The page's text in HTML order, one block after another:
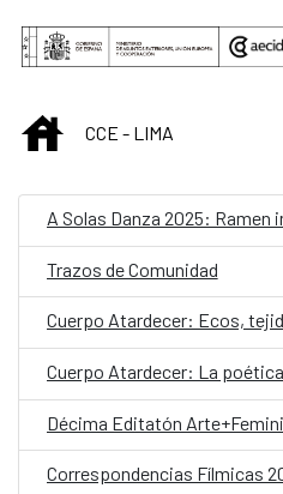
Saltar al contenido principal
INICIOCCE - LIMA
A Solas Danza 2025: Ramen
Trazos de Comunidad
Cuerpo Atardecer: Ecos,
Décima Editatón
Correspondencias Fílmicas